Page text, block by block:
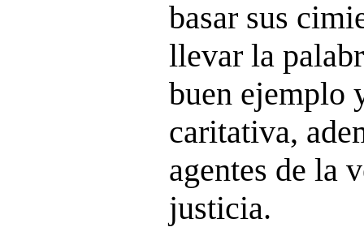
basar sus
llevar la
buen ejemplo
caritativa,
agentes de la
justicia.